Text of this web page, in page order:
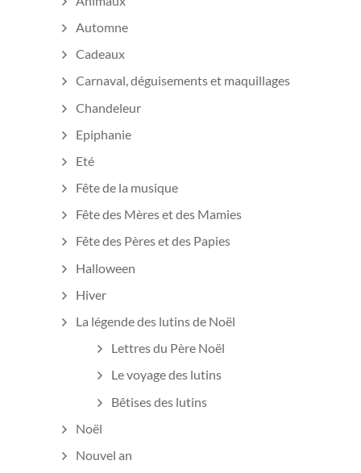
Automne
Cadeaux
Carnaval, déguisements et maquillages
Chandeleur
Epiphanie
Eté
Fête de la musique
Fête des Mères et des Mamies
Fête des Pères et des Papies
Halloween
Hiver
La légende des lutins de Noël
Lettres du Père Noël
Le voyage des lutins
Bêtises des lutins
Noël
Nouvel an